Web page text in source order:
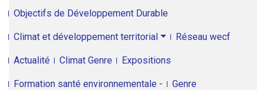
Objectifs de Développement Durable
Climat et développement territorial Réseau wecf
Actualité Climat Genre Expositions
Formation santé environnementale - Genre